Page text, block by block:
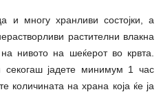
и многу хранливи состојки, а
растителни влакна
нивото на шеќерот во крвта.
секогаш јадете минимум 1 час
количината на храна која ќе ја